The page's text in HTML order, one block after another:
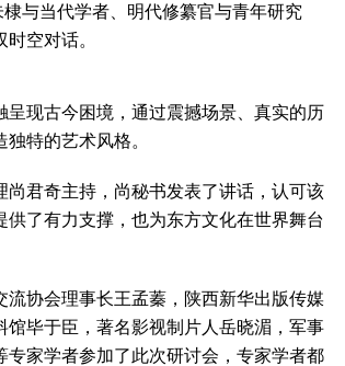
与当代学者、明代修纂官与青年研究
空对话。
现古今困境，通过震撼场景、真实的历
特的艺术风格。
君奇主持，尚秘书发表了讲话，认可该
了有力支撑，也为东方文化在世界舞台
协会理事长王孟蓁，陕西新华出版传媒
毕于臣，著名影视制片人岳晓湄，军事
家学者参加了此次研讨会，专家学者都